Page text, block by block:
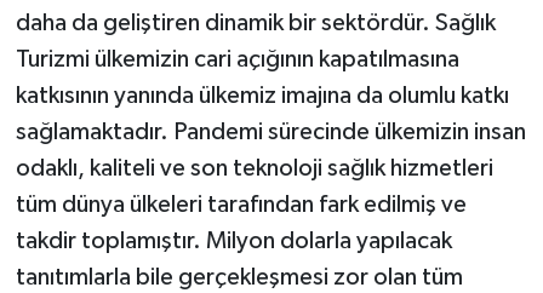
daha da geliştiren dinamik bir sektördür. Sağlık
Turizmi ülkemizin cari açığının kapatılmasına
katkısının yanında ülkemiz imajına da olumlu katkı
sağlamaktadır. Pandemi sürecinde ülkemizin insan
odaklı, kaliteli ve son teknoloji sağlık hizmetleri
tüm dünya ülkeleri tarafından fark edilmiş ve
takdir toplamıştır. Milyon dolarla yapılacak
tanıtımlarla bile gerçekleşmesi zor olan tüm